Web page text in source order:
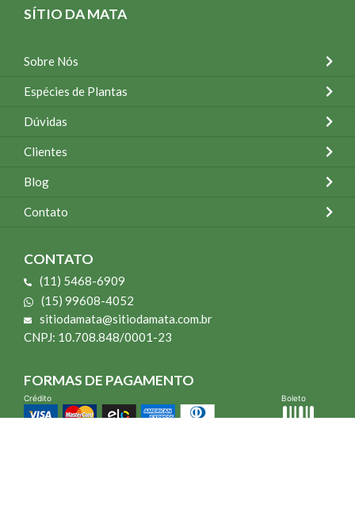
SÍTIO DA MATA
Sobre Nós
Espécies de Plantas
Dúvidas
Clientes
Blog
Contato
CONTATO
(11) 5468-6909
(15) 99608-4052
sitiodamata@sitiodamata.com.br
CNPJ: 10.708.848/0001-23
FORMAS DE PAGAMENTO
Crédito Boleto